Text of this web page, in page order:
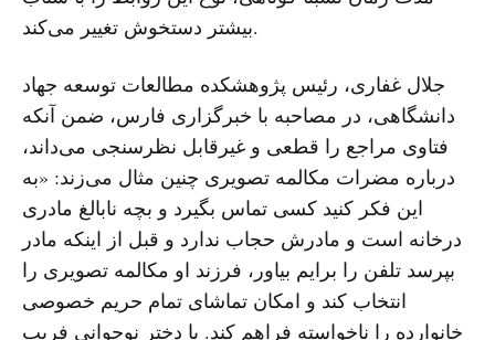
بیشتر دستخوش تغییر می‌کند.
جلال غفاری، رئیس پژوهشکده مطالعات توسعه جهاد
دانشگاهی، در مصاحبه با خبرگزاری فارس، ضمن آنکه
فتاوی مراجع را قطعی و غیرقابل نظرسنجی می‌داند،
درباره مضرات مکالمه تصویری چنین مثال می‌زند: «به
این فکر کنید کسی تماس بگیرد و بچه نابالغ مادری
درخانه است و مادرش حجاب ندارد و قبل از اینکه مادر
بپرسد تلفن را برایم بیاور، فرزند او مکالمه تصویری را
انتخاب کند و امکان تماشای تمام حریم خصوصی
خانوارده را ناخواسته فراهم کند. یا دختر نوجوانی فریب